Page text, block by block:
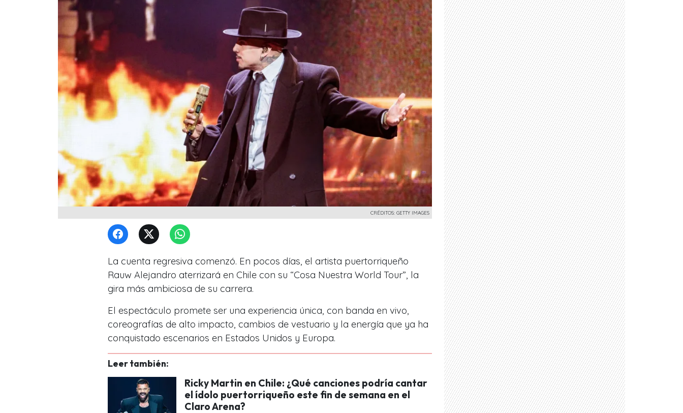
CRÉDITOS: GETTY IMAGES
La cuenta regresiva comenzó. En pocos días, el artista puertorriqueño
Rauw Alejandro aterrizará en Chile con su “Cosa Nuestra World Tour”, la
gira más ambiciosa de su carrera.
El espectáculo promete ser una experiencia única, con banda en vivo,
coreografías de alto impacto, cambios de vestuario y la energía que ya ha
conquistado escenarios en Estados Unidos y Europa.
Leer también:
Ricky Martin en Chile: ¿Qué canciones podría cantar
el ídolo puertorriqueño este fin de semana en el
Claro Arena?